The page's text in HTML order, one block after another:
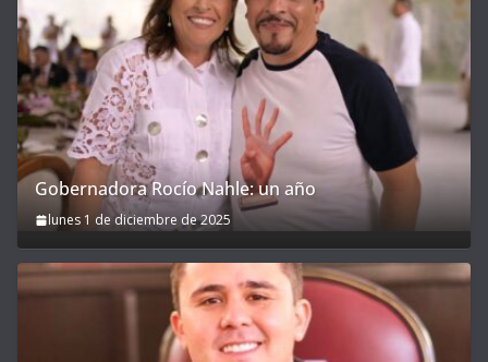
Gobernadora Rocío Nahle: un año
lunes 1 de diciembre de 2025